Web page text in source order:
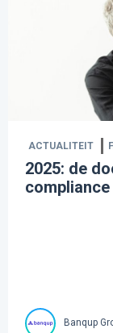
ACTUALITEIT
2025: de
Banqup